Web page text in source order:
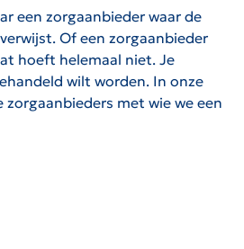
een zorgaanbieder waar de
Of een zorgaanbieder
hoeft helemaal niet. Je
wilt worden. In onze
zorgaanbieders met wie we een